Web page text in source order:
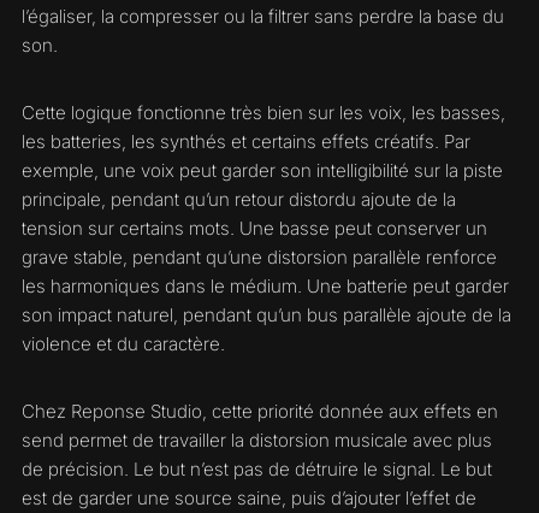
l’égaliser, la compresser ou la filtrer sans perdre la base du
son.
Cette logique fonctionne très bien sur les voix, les basses,
les batteries, les synthés et certains effets créatifs. Par
exemple, une voix peut garder son intelligibilité sur la piste
principale, pendant qu’un retour distordu ajoute de la
tension sur certains mots. Une basse peut conserver un
grave stable, pendant qu’une distorsion parallèle renforce
les harmoniques dans le médium. Une batterie peut garder
son impact naturel, pendant qu’un bus parallèle ajoute de la
violence et du caractère.
Chez Reponse Studio, cette priorité donnée aux effets en
send permet de travailler la distorsion musicale avec plus
de précision. Le but n’est pas de détruire le signal. Le but
est de garder une source saine, puis d’ajouter l’effet de